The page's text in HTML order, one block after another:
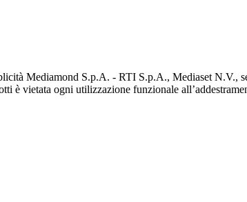
Mediamond S.p.A. - RTI S.p.A., Mediaset N.V.,
è vietata ogni utilizzazione funzionale